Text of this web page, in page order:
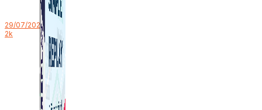
29/07/2025
2k